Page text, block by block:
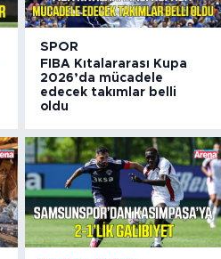
SPOR
FIBA Kıtalararası Kupa
2026’da mücadele
edecek takımlar belli
oldu